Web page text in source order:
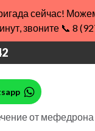
сейчас!
звоните 📞 8
от мефедрона